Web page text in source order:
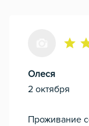
Олеся
2 октября
Проживание